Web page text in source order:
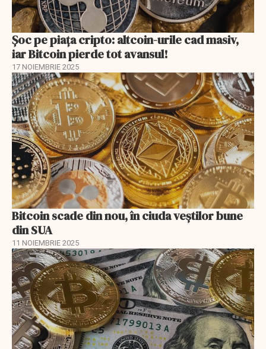
Șoc pe piața cripto: altcoin-urile cad masiv,
iar Bitcoin pierde tot avansul!
17 NOIEMBRIE 2025
Bitcoin scade din nou, în ciuda veștilor bune
din SUA
11 NOIEMBRIE 2025